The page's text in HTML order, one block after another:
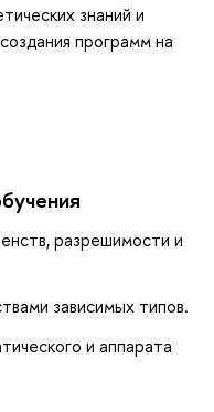
знаний и
программ на
разрешимости и
зависимых типов.
и аппарата